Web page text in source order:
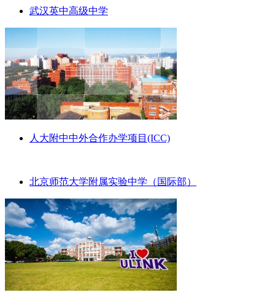
武汉英中高级中学
人大附中中外合作办学项目(ICC)
北京师范大学附属实验中学（国际部）